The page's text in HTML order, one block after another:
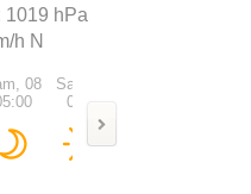
1019 hPa
h N
08
Sam, 08
08:00